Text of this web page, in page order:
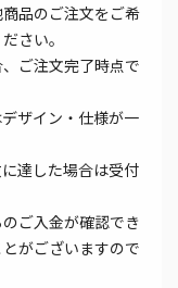
品のご注文をご希
さい。
ご注文完了時点で
ザイン・仕様が一
達した場合は受付
ご入金が確認でき
がございますので